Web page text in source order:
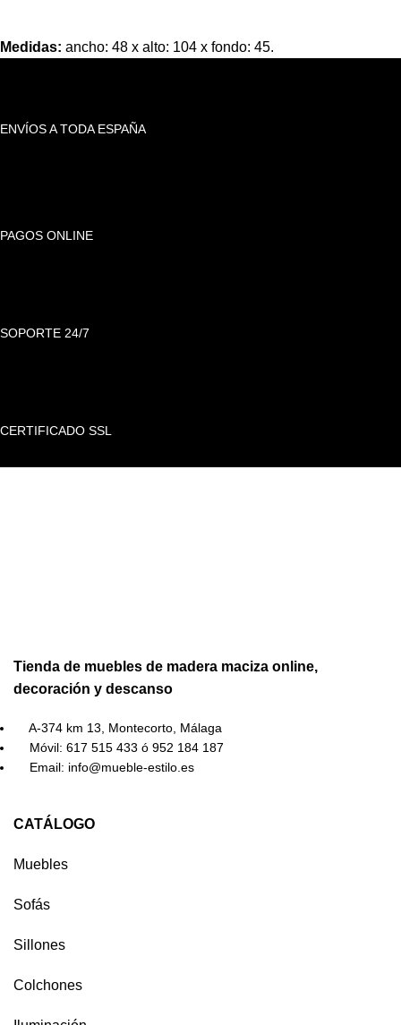
Medidas: ancho: 48 x alto: 104 x fondo: 45.
ENVÍOS A TODA ESPAÑA
PAGOS ONLINE
SOPORTE 24/7
CERTIFICADO SSL
Tienda de muebles de madera maciza online,
decoración y descanso
A-374 km 13, Montecorto, Málaga
Móvil: 617 515 433 ó 952 184 187
Email: info@mueble-estilo.es
CATÁLOGO
Muebles
Sofás
Sillones
Colchones